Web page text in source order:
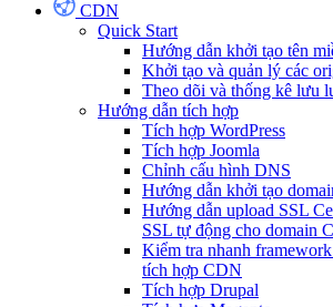
CDN
Quick Start
Hướng dẫn khởi tạo tên
Khởi tạo và quản lý các
Theo dõi và thống kê lưu
Hướng dẫn tích hợp
Tích hợp WordPress
Tích hợp Joomla
Chỉnh cấu hình DNS
Hướng dẫn khởi tạo
Hướng dẫn upload SSL
SSL tự động cho domain
Kiểm tra nhanh
tích hợp CDN
Tích hợp Drupal